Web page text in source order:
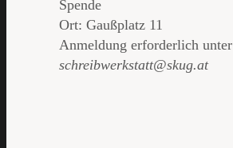
Spende
Ort: Gaußplatz 11
Anmeldung erforderlich unter
schreibwerkstatt@skug.at